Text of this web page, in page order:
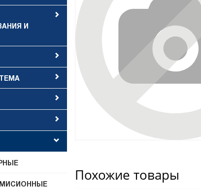
Похожие товары
И